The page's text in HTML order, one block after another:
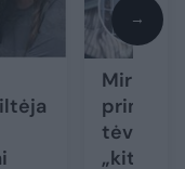
Mirusio
priminė
tėvų
„kitokį“
→